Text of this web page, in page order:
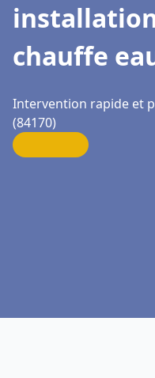
chauffe
Intervention rapide et
(84170)